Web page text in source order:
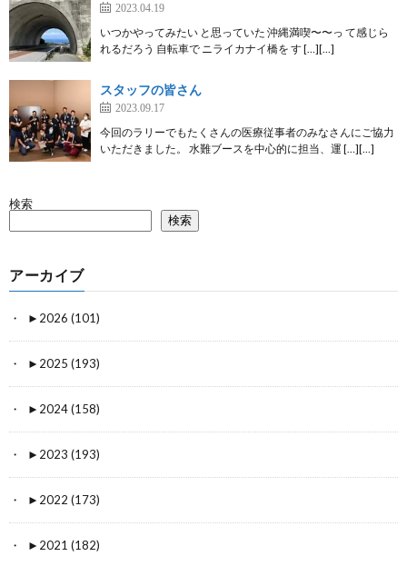
2023.04.19
いつかやってみたい と思っていた 沖縄満喫〜〜っ て感じら
れるだろう 自転車で ニライカナイ橋を す […][…]
スタッフの皆さん
2023.09.17
今回のラリーでもたくさんの医療従事者のみなさんにご協力
いただきました。 水難ブースを中心的に担当、運 […][…]
検索
検索
アーカイブ
► 2026 (101)
► 2025 (193)
► 2024 (158)
► 2023 (193)
► 2022 (173)
► 2021 (182)